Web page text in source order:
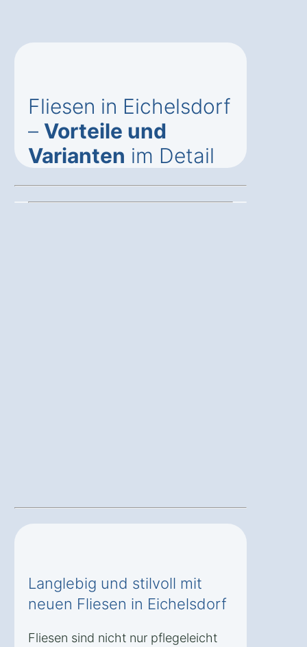
Fliesen in Eichelsdorf
– Vorteile und
Varianten im Detail
Langlebig und stilvoll mit
neuen Fliesen in Eichelsdorf
Fliesen sind nicht nur pflegeleicht